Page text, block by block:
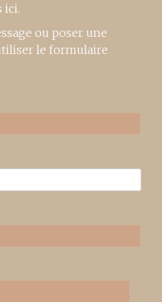
ici.
ou poser une
le formulaire